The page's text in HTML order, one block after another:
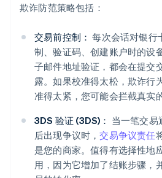
欺诈防范策略包括：
交易前控制： 每次会话对银行
制、验证码、创建账户时的设
子邮件地址验证，都会在提交
露。如果校准得太松，欺诈行
准得太紧，您可能会拦截真实
3DS 验证 (3DS)： 当一笔交易
后出现争议时，交易争议责任
是您的商家。值得有选择性地
用，因为它增加了结账步骤，